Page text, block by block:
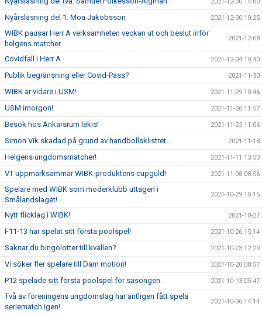
Nyårsläsning del 1: Moa Jakobsson 2021-12-30 10:25
WIBK pausar Herr A verksamheten veckan ut och beslut inför
helgens matcher.
2021-12-08
Covidfall i Herr A. 2021-12-04 10:40
Publik begränsning eller Covid-Pass? 2021-11-30
WIBK är vidare i USM! 2021-11-29 10:46
USM imorgon! 2021-11-26 11:57
Besök hos Ankarsrum lekis! 2021-11-23 11:06
Simon Vik skadad på grund av handbollsklistret... 2021-11-18
Helgens ungdomsmatcher! 2021-11-11 13:53
VT uppmärksammar WIBK-produktens cupguld! 2021-11-08 08:56
Spelare med WIBK som moderklubb uttagen i
Smålandslaget!
2021-10-29 10:15
Nytt flicklag i WIBK! 2021-10-27
F11-13 har spelat sitt första poolspel! 2021-10-26 15:14
Saknar du bingolotter till kvällen? 2021-10-23 12:29
Vi söker fler spelare till Dam motion! 2021-10-20 08:57
P12 spelade sitt första poolspel för säsongen. 2021-10-13 05:47
Två av föreningens ungdomslag har äntligen fått spela
seriematch igen!
2021-10-06 14:14